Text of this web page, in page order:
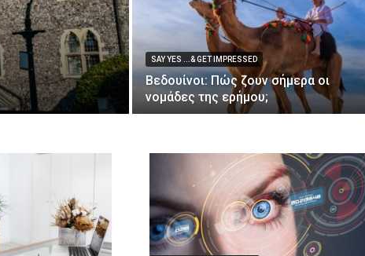
SAY YES ...& GET IMPRESSED
Βεδουίνοι: Πώς ζουν σήμερα οι
νομάδες της ερήμου;